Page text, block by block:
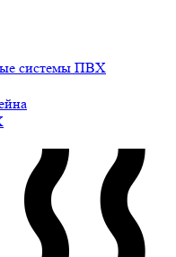
системы ПВХ